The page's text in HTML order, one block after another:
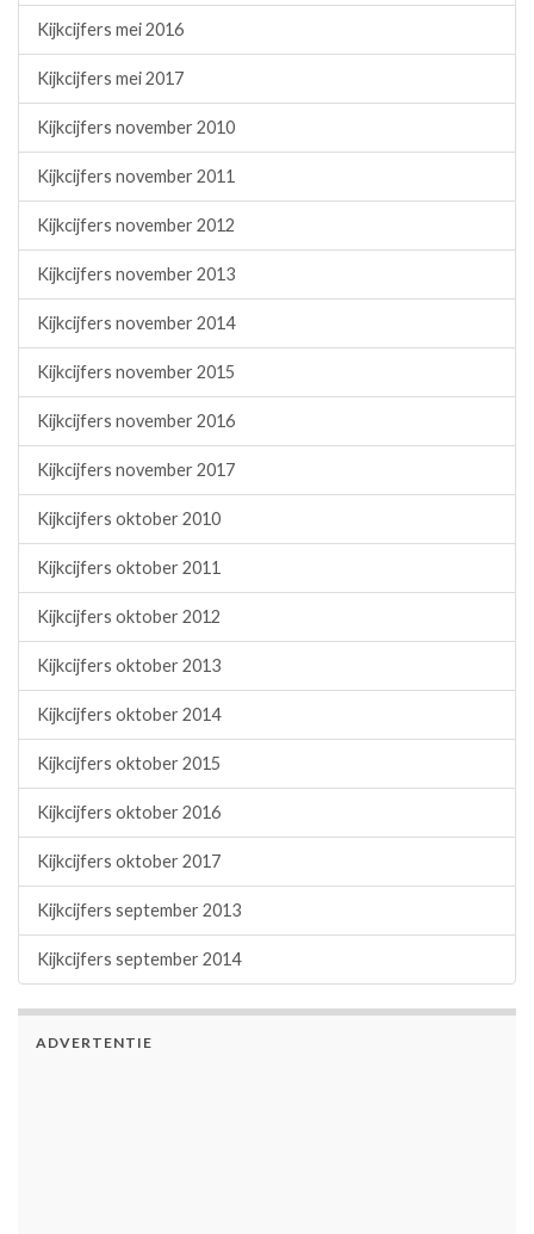
Kijkcijfers mei 2016
Kijkcijfers mei 2017
Kijkcijfers november 2010
Kijkcijfers november 2011
Kijkcijfers november 2012
Kijkcijfers november 2013
Kijkcijfers november 2014
Kijkcijfers november 2015
Kijkcijfers november 2016
Kijkcijfers november 2017
Kijkcijfers oktober 2010
Kijkcijfers oktober 2011
Kijkcijfers oktober 2012
Kijkcijfers oktober 2013
Kijkcijfers oktober 2014
Kijkcijfers oktober 2015
Kijkcijfers oktober 2016
Kijkcijfers oktober 2017
Kijkcijfers september 2013
Kijkcijfers september 2014
ADVERTENTIE